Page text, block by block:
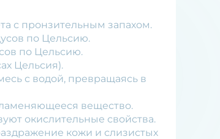
с пронзительным запахом.
по Цельсию.
по Цельсию.
Цельсия).
с водой, превращаясь в
вещество.
окислительные свойства.
кожи и слизистых